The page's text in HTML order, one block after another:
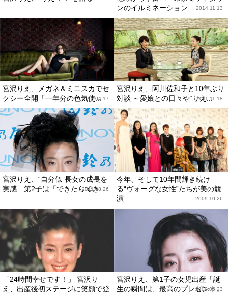
ンのイルミネーション
2014.11.13
宮沢りえ、メガネ＆ミニスカでセ
クシー全開「一年分の色気使...
2013.04.17
宮沢りえ、阿川佐和子と10年ぶり
対談 ～愛娘との日々や“りえ...
2011.11.18
宮沢りえ、“自分似”長女の成長を
実感 第2子は「できたらでき...
2011.08.26
今年、そして10年間輝き続け
る“ヴォーグな女性”たちが美の競
演
2009.10.26
「24時間幸せです！」 宮沢り
え、出産後初ステージに笑顔で登
宮沢りえ、第1子の女児出産「誕
生の瞬間は、最高のプレゼント」
2009.05.23